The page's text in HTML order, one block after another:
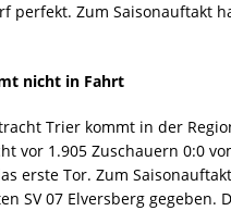
perfekt. Zum Saisonauftakt
nicht in Fahrt
Trier kommt in der
vor 1.905 Zuschauern 0:0
erste Tor. Zum
SV 07 Elversberg